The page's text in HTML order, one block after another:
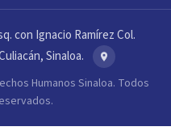
con Ignacio Ramírez Col.
Sinaloa.
Humanos Sinaloa. Todos